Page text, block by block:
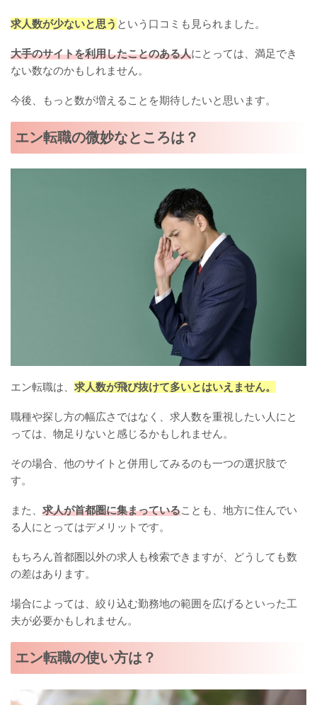
求人数が少ないと思う という口コミも見られました。
大手のサイトを利用したことのある人にとっては、満足でき
ない数なのかもしれません。
今後、もっと数が増えることを期待したいと思います。
エン転職の微妙なところは？
エン転職は、 求人数が飛び抜けて多いとはいえません。
職種や探し方の幅広さではなく、求人数を重視したい人にと
っては、物足りないと感じるかもしれません。
その場合、他のサイトと併用してみるのも一つの選択肢で
す。
また、 求人が首都圏に集まっていることも、地方に住んでい
る人にとってはデメリットです。
もちろん首都圏以外の求人も検索できますが、どうしても数
の差はあります。
場合によっては、絞り込む勤務地の範囲を広げるといった工
夫が必要かもしれません。
エン転職の使い方は？